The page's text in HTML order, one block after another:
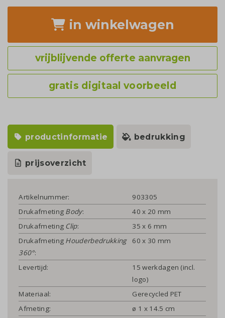
in winkelwagen
vrijblijvende offerte aanvragen
gratis digitaal voorbeeld
productinformatie bedrukking
prijsoverzicht
Artikelnummer:
903305
Drukafmeting Body:
40 x 20 mm
Drukafmeting Clip:
35 x 6 mm
Drukafmeting Houderbedrukking
360°:
60 x 30 mm
Levertijd:
15 werkdagen (incl.
logo)
Materiaal:
Gerecycled PET
Afmeting:
ø 1 x 14.5 cm